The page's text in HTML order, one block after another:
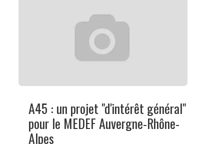
A45 : un projet "d'intérêt général"
pour le MEDEF Auvergne-Rhône-
Alpes